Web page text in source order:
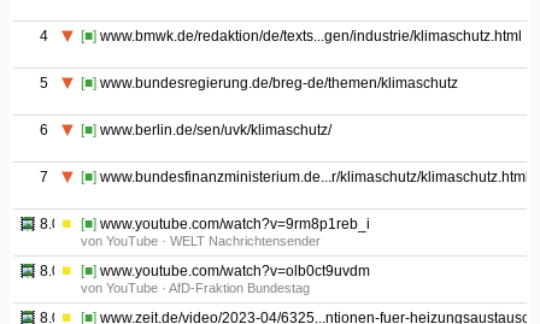
4 [■] www.bmwk.de/redaktion/de/texts...gen/industrie/klimaschutz.html
5 [■] www.bundesregierung.de/breg-de/themen/klimaschutz
6 [■] www.berlin.de/sen/uvk/klimaschutz/
7 [■] www.bundesfinanzministerium.de...r/klimaschutz/klimaschutz.html
8.01 [■] www.youtube.com/watch?v=9rm8p1reb_i
von YouTube · WELT Nachrichtensender
8.02 [■] www.youtube.com/watch?v=olb0ct9uvdm
von YouTube · AfD-Fraktion Bundestag
8.03 [■] www.zeit.de/video/2023-04/6325...ntionen-fuer-heizungsaustausch